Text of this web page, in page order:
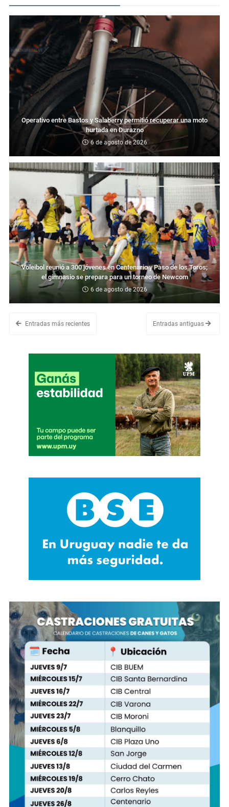
Operativo entre Bastos y Salaberry permitió recuperar una moto
hurtada en Durazno
6 de agosto de 2026
Voleibol reunió a 300 jóvenes en Centenario y Paso de los Toros;
el gimnasio se prepara para un torneo de Newcom
6 de agosto de 2026
Entradas más recientes Entradas antiguas